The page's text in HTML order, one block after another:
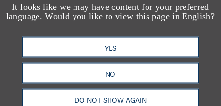
It looks like we may have content for your preferred
language. Would you like to view this page in English?
YES
NO
DO NOT SHOW AGAIN